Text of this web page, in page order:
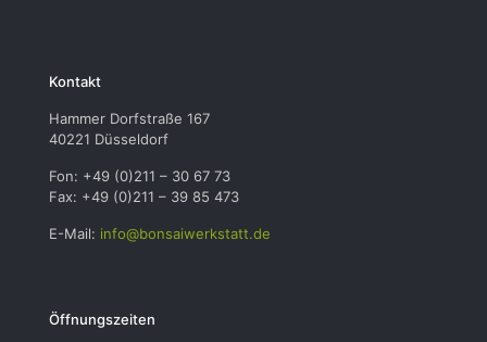
Kontakt
Hammer Dorfstraße 167
40221 Düsseldorf
Fon: +49 (0)211 – 30 67 73
Fax: +49 (0)211 – 39 85 473
E-Mail: info@bonsaiwerkstatt.de
Öffnungszeiten